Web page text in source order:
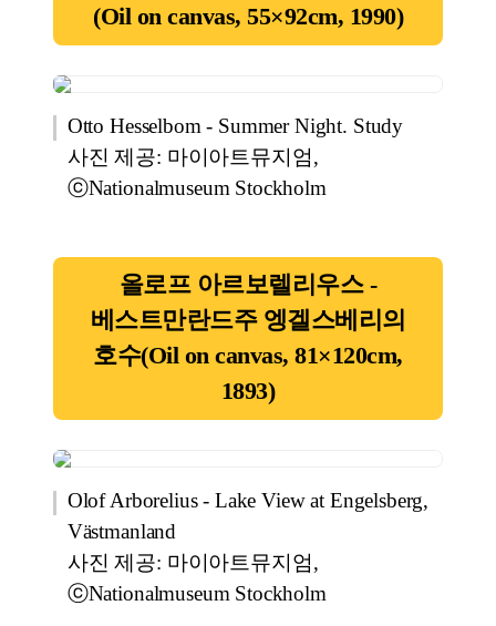
(Oil on canvas, 55×92cm, 1990)
Otto Hesselbom - Summer Night. Study
사진 제공: 마이아트뮤지엄,
ⓒNationalmuseum Stockholm
올로프 아르보렐리우스 -
베스트만란드주 엥겔스베리의
호수(Oil on canvas, 81×120cm,
1893)
Olof Arborelius - Lake View at Engelsberg,
Västmanland
사진 제공: 마이아트뮤지엄,
ⓒNationalmuseum Stockholm